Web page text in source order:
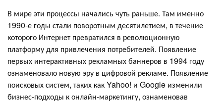
В мире эти процессы начались чуть раньше. Там именно
1990-е годы стали поворотным десятилетием, в течение
которого Интернет превратился в революционную
платформу для привлечения потребителей. Появление
первых интерактивных рекламных баннеров в 1994 году
ознаменовало новую эру в цифровой рекламе. Появление
поисковых систем, таких как Yahoo! и Google изменили
бизнес-подходы к онлайн-маркетингу, ознаменовав